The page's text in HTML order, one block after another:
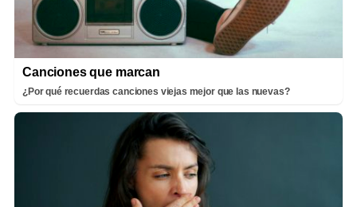
Canciones que marcan
¿Por qué recuerdas canciones viejas mejor que las nuevas?